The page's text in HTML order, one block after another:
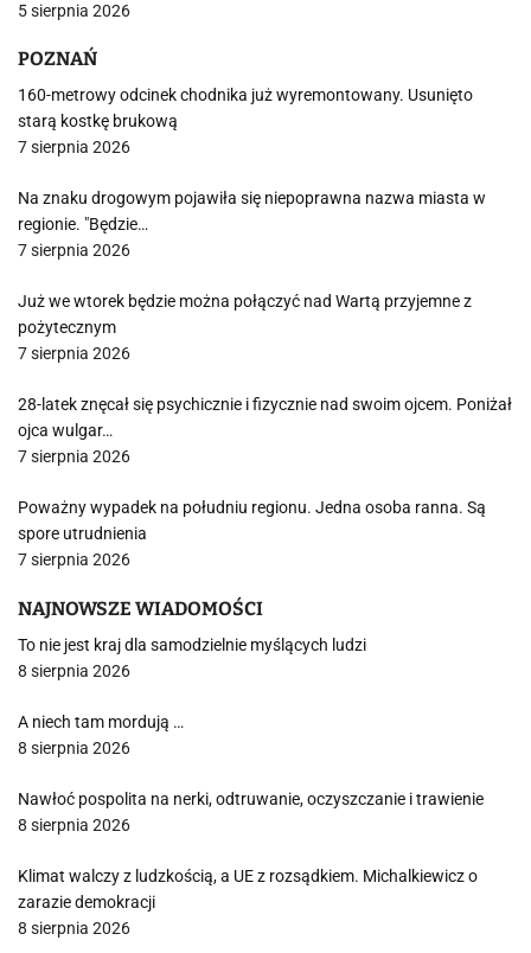
5 sierpnia 2026
POZNAŃ
160-metrowy odcinek chodnika już wyremontowany. Usunięto
starą kostkę brukową
7 sierpnia 2026
Na znaku drogowym pojawiła się niepoprawna nazwa miasta w
regionie. "Będzie…
7 sierpnia 2026
Już we wtorek będzie można połączyć nad Wartą przyjemne z
pożytecznym
7 sierpnia 2026
28-latek znęcał się psychicznie i fizycznie nad swoim ojcem. Poniżał
ojca wulgar…
7 sierpnia 2026
Poważny wypadek na południu regionu. Jedna osoba ranna. Są
spore utrudnienia
7 sierpnia 2026
NAJNOWSZE WIADOMOŚCI
To nie jest kraj dla samodzielnie myślących ludzi
8 sierpnia 2026
A niech tam mordują …
8 sierpnia 2026
Nawłoć pospolita na nerki, odtruwanie, oczyszczanie i trawienie
8 sierpnia 2026
Klimat walczy z ludzkością, a UE z rozsądkiem. Michalkiewicz o
zarazie demokracji
8 sierpnia 2026